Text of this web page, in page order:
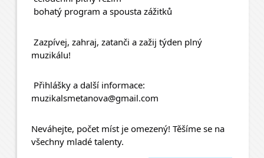
bohatý program a spousta zážitků
muzikálu!
Přihlášky a další informace:
muzikalsmetanova@gmail.com
Neváhejte, počet míst je omezený! Těšíme se na
všechny mladé talenty.